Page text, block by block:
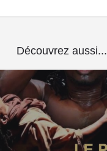
Découvrez aussi...